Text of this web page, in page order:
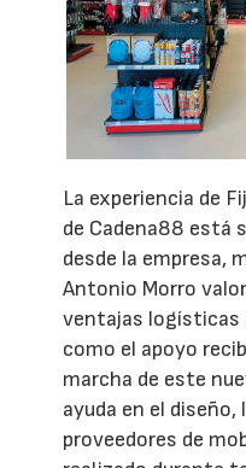
La experiencia de
de Cadena88 está
desde la empresa,
Antonio Morro
ventajas logísticas
como el apoyo
marcha de este
ayuda en el
proveedores de